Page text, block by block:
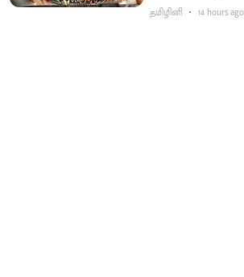
தமிழினி 14 hours ago